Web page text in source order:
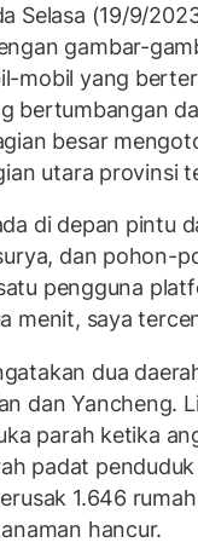
Selasa (19/9/
gambar-
mobil yang
bertumbangan
besar
utara provinsi
di depan pintu
dan pohon-
pengguna
menit, saya
dua
dan Yancheng.
parah ketika
padat
1.646
hancur.